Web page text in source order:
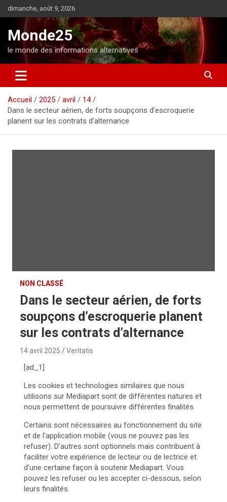
l
o
n
dimanche, août 9, 2026
Monde25
le monde des informations alternatives
Accueil 2025 avril
14
Dans le secteur aérien, de forts soupçons d’escroquerie
planent sur les contrats d’alternance
NON CLASSÉ
Dans le secteur aérien, de forts
soupçons d’escroquerie planent
sur les contrats d’alternance
14 avril 2025 Veritatis
[ad_1]
Les cookies et technologies similaires que nous
utilisons sur Mediapart sont de différentes natures et
nous permettent de poursuivre différentes finalités.
Certains sont nécessaires au fonctionnement du site
et de l’application mobile (vous ne pouvez pas les
refuser). D’autres sont optionnels mais contribuent à
faciliter votre expérience de lecteur ou de lectrice et
d’une certaine façon à soutenir Mediapart. Vous
pouvez les refuser ou les accepter ci-dessous, selon
leurs finalités.